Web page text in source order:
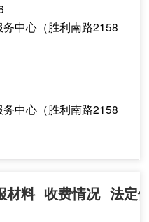
中心（胜利南路2158
中心（胜利南路2158
材料 收费情况 法定